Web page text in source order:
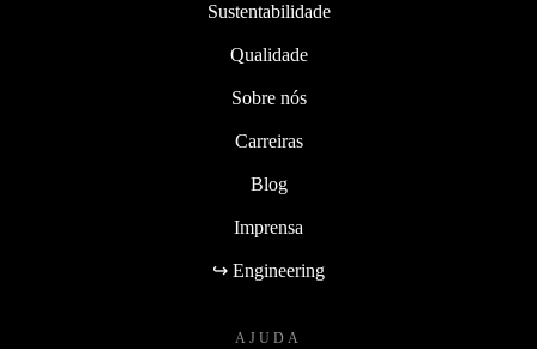
Sustentabilidade
Qualidade
Sobre nós
Carreiras
Blog
Imprensa
↪ Engineering
AJUDA